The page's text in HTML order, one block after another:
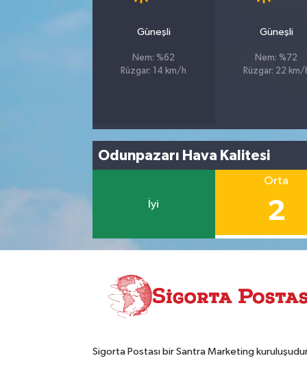
Güneşli
Nem: %62
Rüzgar: 14 km/h
Güneşli
Nem: %72
Rüzgar: 22 km/
Odunpazarı Hava Kalitesi
İyi
Orta
2
Sigorta Postası bir Santra Marketing